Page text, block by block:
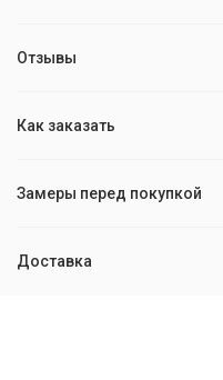
Отзывы
Как заказать
Замеры перед покупкой
Доставка